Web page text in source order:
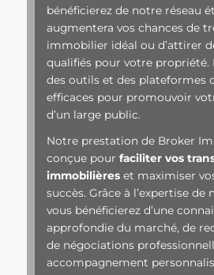
bénéficierez de notre réseau
augmentera vos chances de
immobilier idéal ou d’attirer
qualifiés pour votre propriété.
des outils et des plateformes
efficaces pour promouvoir
d’un large public.
Notre prestation de Broker
conçue pour faciliter vos
immobilièreset maximiser
succès. Grâce à l’expertise de
vous bénéficierez d’une
approfondie du marché, de
de négociations
accompagnement